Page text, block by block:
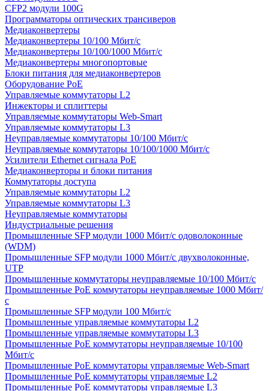
CFP2 модули 100G
Программаторы оптических трансиверов
Медиаконвертеры
Медиаконвертеры 10/100 Мбит/с
Медиаконвертеры 10/100/1000 Мбит/c
Медиаконвертеры многопортовые
Блоки питания для медиаконвертеров
Оборудование PoE
Управляемые коммутаторы L2
Инжекторы и сплиттеры
Управляемые коммутаторы Web-Smart
Управляемые коммутаторы L3
Неуправляемые коммутаторы 10/100 Мбит/с
Неуправляемые коммутаторы 10/100/1000 Мбит/с
Усилители Ethernet сигнала PoE
Медиаконверторы и блоки питания
Коммутаторы доступа
Управляемые коммутаторы L2
Управляемые коммутаторы L3
Неуправляемые коммутаторы
Индустриальные решения
Промышленные SFP модули 1000 Мбит/c одоволоконные
(WDM)
Промышленные SFP модули 1000 Мбит/c двухволоконные,
UTP
Промышленные коммутаторы неуправляемые 10/100 Мбит/с
Промышленные PoE коммутаторы неуправляемые 1000 Мбит/
с
Промышленные SFP модули 100 Мбит/c
Промышленные управляемые коммутаторы L2
Промышленные управляемые коммутаторы L3
Промышленные PoE коммутаторы неуправляемые 10/100
Мбит/с
Промышленные PoE коммутаторы управляемые Web-Smart
Промышленные PoE коммутаторы управляемые L2
Промышленные PoE коммутаторы управляемые L3